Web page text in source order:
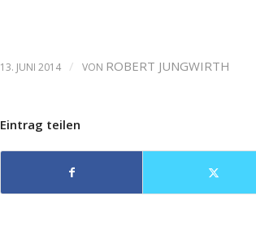
13. JUNI 2014 / VON ROBERT JUNGWIRTH
Eintrag teilen